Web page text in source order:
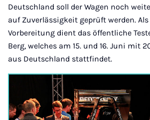
Deutschland soll der Wagen noch
auf Zuverlässigkeit geprüft werden.
Vorbereitung dient das öffentliche
Berg, welches am 15. und 16. Juni mit
aus Deutschland stattfindet.